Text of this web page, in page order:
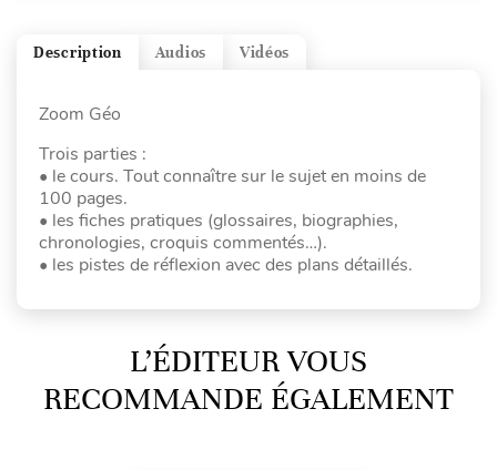
Vidéos
Audios
Description
Zoom Géo
Trois parties :
• le cours. Tout connaître sur le sujet en moins de
100 pages.
• les fiches pratiques (glossaires, biographies,
chronologies, croquis commentés…).
• les pistes de réflexion avec des plans détaillés.
L’ÉDITEUR VOUS
RECOMMANDE ÉGALEMENT